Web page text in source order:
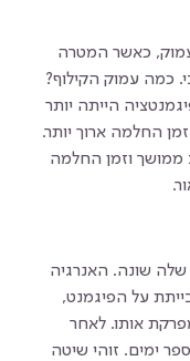
עמוק, כאשר המטרה
כמה עמוק הקילוף?
הייתה יותר
החלמה ארוך יותר.
ממושך וזמן החלמה
שלה שונה. האנרגיה
על הפיגמנט,
אותו. לאחר
ימים. זוהי שיטה